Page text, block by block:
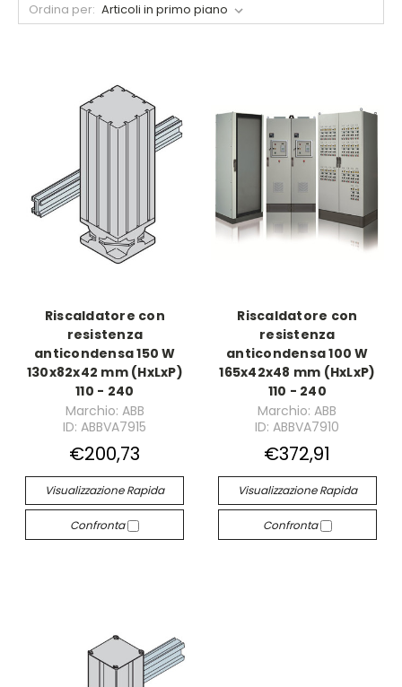
Ordina per:
Riscaldatore con
resistenza
anticondensa 150 W
130x82x42 mm (HxLxP)
110 - 240
Marchio: ABB
ID: ABBVA7915
€200,73
Visualizzazione Rapida
Confronta
Riscaldatore con
resistenza
anticondensa 100 W
165x42x48 mm (HxLxP)
110 - 240
Marchio: ABB
ID: ABBVA7910
€372,91
Visualizzazione Rapida
Confronta